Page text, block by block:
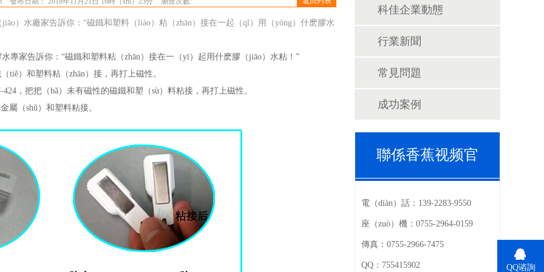
）水廠家告訴你：“磁鐵和塑料（liào）粘（zhān）接在一起（qǐ）用（yòng）什麽膠水
專家告訴你：“磁鐵和塑料粘（zhān）接在一（yī）起用什麽膠（jiāo）水粘！”
tiě）和塑料粘（zhān）接，再打上磁性。
424 ，把把（bǎ）未有磁性的磁鐵和塑（sù）料粘接，再打上磁性。
屬（shǔ）和塑料粘接。
科佳企業動態
行業新聞
常見問題
成功案例
聯係香蕉视频官
電（diàn）話： 139-2283-9550
座（zuò）機： 0755-2964-0159
傳真： 0755-2966-7475
QQ： 755415902 QQ谘詢